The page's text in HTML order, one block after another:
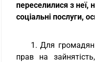
переселилися з неї,
соціальні послуги,
1. Для громадян
прав на